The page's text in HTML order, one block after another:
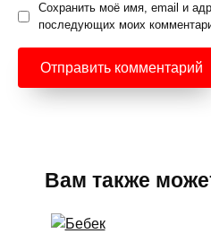
Сохранить моё имя, email и
последующих моих
Вам также